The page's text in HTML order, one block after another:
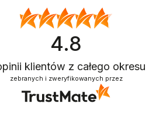
4.8
klientów z całego okresu
zebranych i zweryfikowanych przez